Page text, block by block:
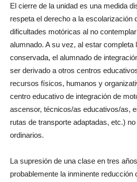
El cierre de la unidad es una medida
respeta el derecho a la escolarización
dificultades motóricas al no
alumnado. A su vez, al estar completa
conservada, el alumnado de
ser derivado a otros centros
recursos físicos, humanos y
centro educativo de integración de
ascensor, técnicos/as educativos/as,
rutas de transporte adaptadas, etc.)
ordinarios.
La supresión de una clase en tres
probablemente la inminente